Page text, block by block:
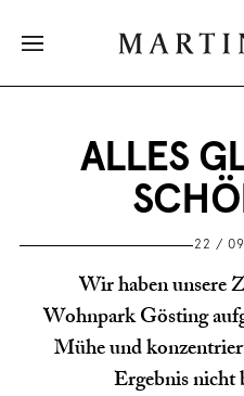
ALLE
ALLES
22 /
Wir haben unsere
Wohnpark Gösting
Mühe und
Ergebnis nicht